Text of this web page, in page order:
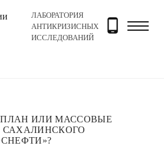
ЛАБОРАТОРИЯ
АНТИКРИЗИСНЫХ
ИССЛЕДОВАНИЙ
Новости
ИЛИ МАССОВЫЕ